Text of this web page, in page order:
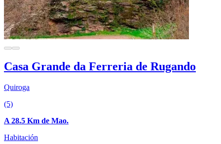
Casa Grande da Ferreria de Rugando
Quiroga
(5)
A 28.5 Km de Mao.
Habitación